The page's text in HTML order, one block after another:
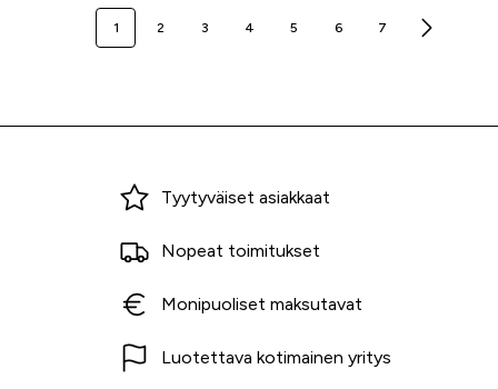
1 2 3 4 5 6 7
Miksi ostaa Tarvikekeskuksesta?
Tyytyväiset asiakkaat
Nopeat toimitukset
Monipuoliset maksutavat
Luotettava kotimainen yritys